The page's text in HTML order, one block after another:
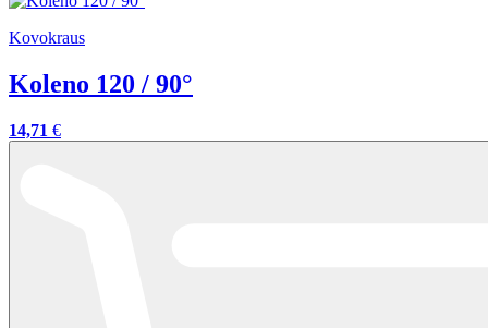
Kovokraus
Koleno 120 / 90°
14,71 €